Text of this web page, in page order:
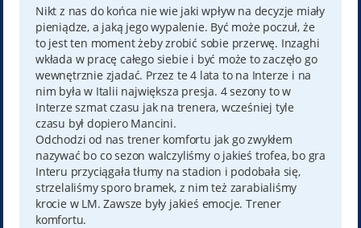
t
Nikt z nas do końca nie wie jaki wpływ na decyzje miały
pieniądze, a jaką jego wypalenie. Być może poczuł, że
to jest ten moment żeby zrobić sobie przerwę. Inzaghi
wkłada w pracę całego siebie i być może to zaczęło go
wewnętrznie zjadać. Przez te 4 lata to na Interze i na
nim była w Italii największa presja. 4 sezony to w
Interze szmat czasu jak na trenera, wcześniej tyle
czasu był dopiero Mancini.
Odchodzi od nas trener komfortu jak go zwykłem
nazywać bo co sezon walczyliśmy o jakieś trofea, bo gra
Interu przyciągała tłumy na stadion i podobała się,
strzelaliśmy sporo bramek, z nim też zarabialiśmy
krocie w LM. Zawsze były jakieś emocje. Trener
komfortu.